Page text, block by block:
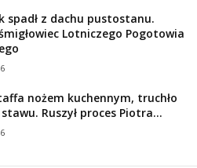
spadł z dachu pustostanu.
Lotniczego Pogotowia
nożem kuchennym, truchło
Ruszył proces Piotra...